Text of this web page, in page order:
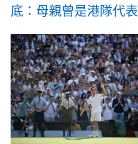
底：母親曾是港隊代表